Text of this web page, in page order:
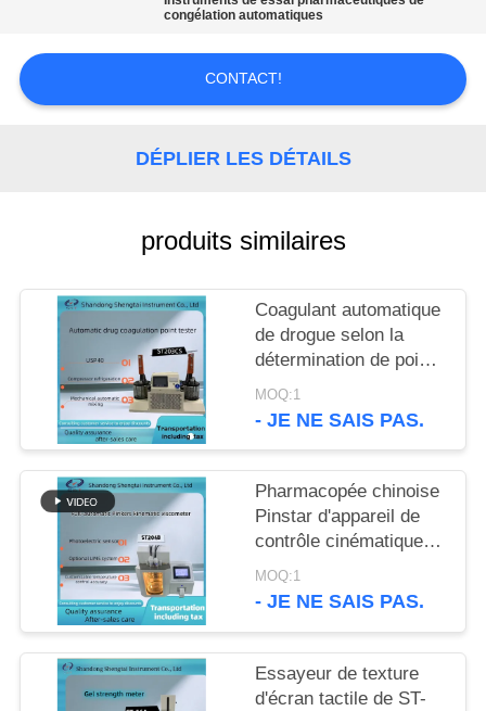
PLAN
DU
congélation automatiques
CONTACT!
DÉPLIER LES DÉTAILS
produits similaires
Coagulant automatique
de drogue selon la
détermination de point
de congélation USP40
651
MOQ:1
- JE NE SAIS PAS.
Pharmacopée chinoise
Pinstar d'appareil de
contrôle cinématique
automatique de
viscosité de ST204B
MOQ:1
- JE NE SAIS PAS.
Essayeur de texture
d'écran tactile de ST-